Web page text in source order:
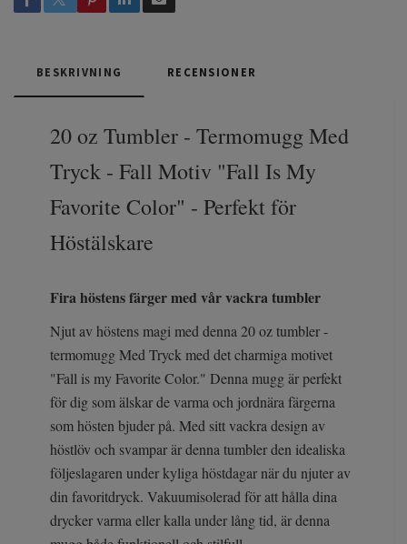
BESKRIVNING RECENSIONER
20 oz Tumbler - Termomugg Med
Tryck - Fall Motiv "Fall Is My
Favorite Color" - Perfekt för
Höstälskare
Fira höstens färger med vår vackra tumbler
Njut av höstens magi med denna 20 oz tumbler -
termomugg Med Tryck med det charmiga motivet
"Fall is my Favorite Color." Denna mugg är perfekt
för dig som älskar de varma och jordnära färgerna
som hösten bjuder på. Med sitt vackra design av
höstlöv och svampar är denna tumbler den idealiska
följeslagaren under kyliga höstdagar när du njuter av
din favoritdryck. Vakuumisolerad för att hålla dina
drycker varma eller kalla under lång tid, är denna